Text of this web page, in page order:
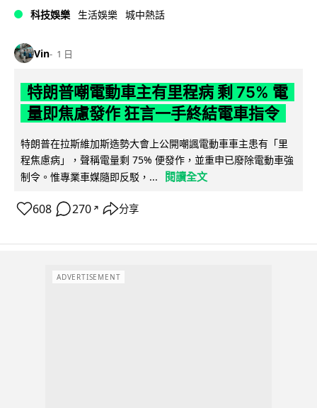
科技娛樂 生活娛樂 城中熱話
Vin 1 日
特朗普嘲電動車主有里程病 剩 75% 電
量即焦慮發作 狂言一手終結電車指令
特朗普在拉斯維加斯造勢大會上公開嘲諷電動車車主患有「里
程焦慮病」，聲稱電量剩 75% 便發作，並重申已廢除電動車強
制令。惟專業車媒隨即反駁，...
閱讀全文
608 270 ↗ 分享
ADVERTISEMENT